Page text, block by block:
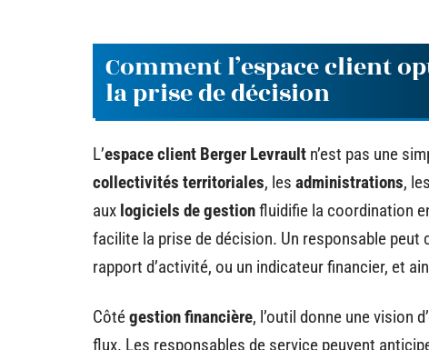
Comment l’espace client
la prise de décision
L’espace client Berger Levrault n’est pas une
collectivités territoriales, les administrations, les
aux logiciels de gestionfluidifie la coordination
facilite la prise de décision. Un responsable
rapport d’activité, ou un indicateur financier, et
Côtégestion financière, l’outil donne une vision
flux. Les responsables de service peuvent